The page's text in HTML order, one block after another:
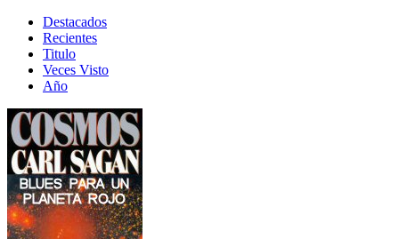
Destacados
Recientes
Titulo
Veces Visto
Año